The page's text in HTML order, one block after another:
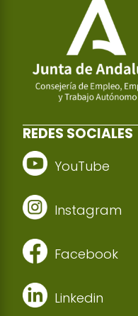
REDES SOCIALES
YouTube
Instagram
Facebook
Linkedin